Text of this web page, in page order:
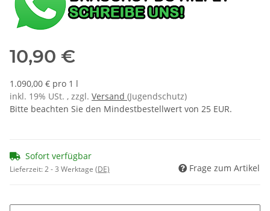
10,90 €
1.090,00 € pro 1 l
inkl. 19% USt. , zzgl. Versand (Jugendschutz)
Bitte beachten Sie den Mindestbestellwert von 25 EUR.
Sofort verfügbar
Lieferzeit:2 - 3 Werktage (DE) Frage zum Artikel